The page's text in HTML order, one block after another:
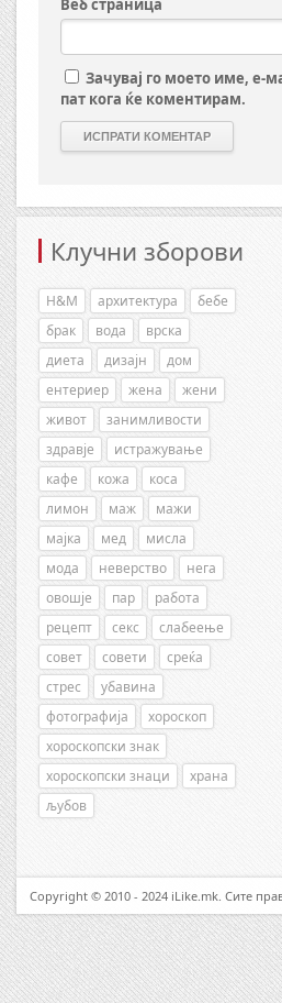
Веб страница
Зачувај го моето име, е-
пат кога ќе коментирам.
Клучни зборови
H&M архитектура
бебе
брак
вода
врска
диета
дизајн
дом
ентериер
жена
жени
живот
занимливости
здравје
истражување
кафе
кожа
коса
лимон
маж
мажи
мајка
мед
мисла
мода
неверство
нега
овошје
пар
работа
рецепт
секс
слабеење
совет
совети
среќа
стрес
убавина
фотографија
хороскоп
хороскопски знак
хороскопски знаци
храна
љубов
Copyright © 2010 - 2024 iLike.mk. Сите